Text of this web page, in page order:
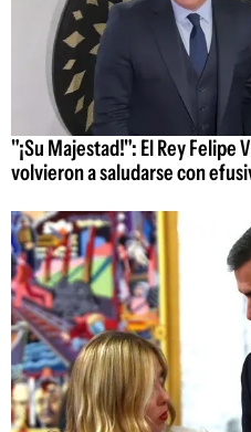
"¡Su Majestad!": El Rey Felipe
volvieron a saludarse con